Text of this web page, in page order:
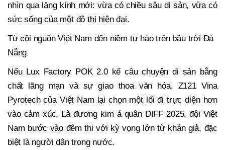
nhìn qua lăng kính mới: vừa có chiều sâu di sản, vừa có
sức sống của một đô thị hiện đại.
Từ cội nguồn Việt Nam đến niềm tự hào trên bầu trời Đà
Nẵng
Nếu Lux Factory POK 2.0 kể câu chuyện di sản bằng
chất lãng mạn và sự giao thoa văn hóa, Z121 Vina
Pyrotech của Việt Nam lại chọn một lối đi trực diện hơn
vào cảm xúc. Là đương kim á quân DIFF 2025, đội Việt
Nam bước vào đêm thi với kỳ vọng lớn từ khán giả, đặc
biệt là người dân trong nước.